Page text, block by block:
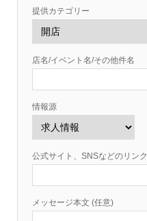
提供カテゴリー
店名/イベント名/その他件名
情報源
公式サイト、SNSなどのリンク
メッセージ本文 (任意)